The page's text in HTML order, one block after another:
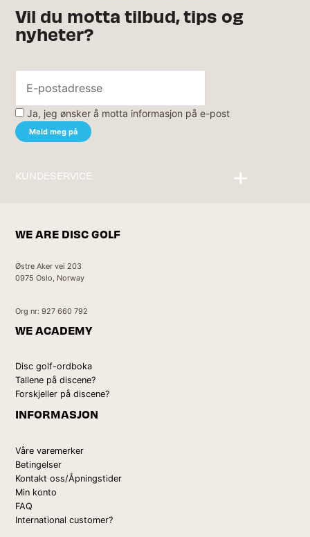
Vil du motta tilbud, tips og
nyheter?
Ja, jeg ønsker å motta informasjon på e-post
KUNDESERVICE
WE ARE DISC GOLF
Østre Aker vei 203
0975 Oslo, Norway
Org nr: 927 660 792
WE ACADEMY
Disc golf-ordboka
Tallene på discene?
Forskjeller på discene?
INFORMASJON
Våre varemerker
Betingelser
Kontakt oss/Åpningstider
Min konto
FAQ
International customer?